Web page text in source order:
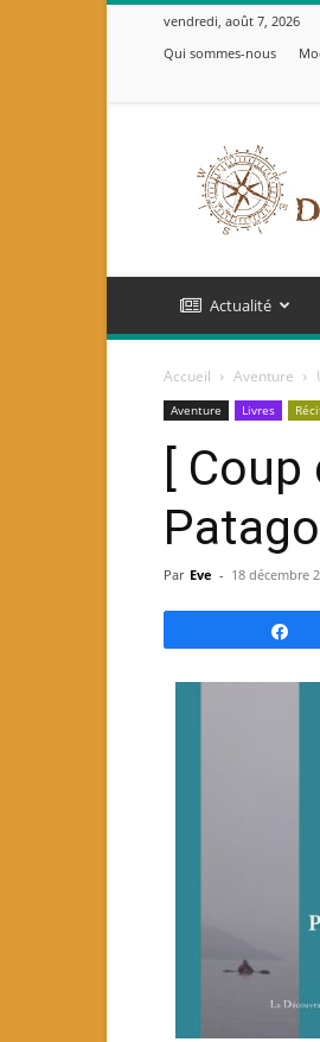
vendredi, août 7, 2026
Qui sommes-nous
Actualité
Accueil Aventure
Aventure Livres
[
Par Eve - 18 décembre